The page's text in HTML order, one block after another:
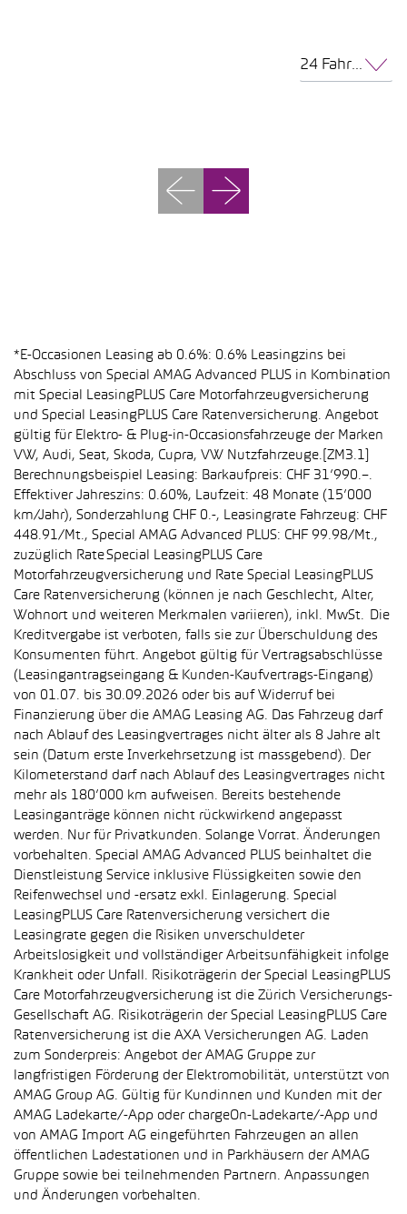
24 Fahrzeuge pro Seite
*E-Occasionen Leasing ab 0.6%: 0.6% Leasingzins bei
Abschluss von Special AMAG Advanced PLUS in Kombination
mit Special LeasingPLUS Care Motorfahrzeugversicherung
und Special LeasingPLUS Care Ratenversicherung. Angebot
gültig für Elektro- & Plug-in-Occasionsfahrzeuge der Marken
VW, Audi, Seat, Skoda, Cupra, VW Nutzfahrzeuge.[ZM3.1]
Berechnungsbeispiel Leasing: Barkaufpreis: CHF 31’990.–.
Effektiver Jahreszins: 0.60%, Laufzeit: 48 Monate (15’000
km/Jahr), Sonderzahlung CHF 0.-, Leasingrate Fahrzeug: CHF
448.91/Mt., Special AMAG Advanced PLUS: CHF 99.98/Mt.,
zuzüglich Rate Special LeasingPLUS Care
Motorfahrzeugversicherung und Rate Special LeasingPLUS
Care Ratenversicherung (können je nach Geschlecht, Alter,
Wohnort und weiteren Merkmalen variieren), inkl. MwSt. Die
Kreditvergabe ist verboten, falls sie zur Überschuldung des
Konsumenten führt. Angebot gültig für Vertragsabschlüsse
(Leasingantragseingang & Kunden-Kaufvertrags-Eingang)
von 01.07. bis 30.09.2026 oder bis auf Widerruf bei
Finanzierung über die AMAG Leasing AG. Das Fahrzeug darf
nach Ablauf des Leasingvertrages nicht älter als 8 Jahre alt
sein (Datum erste Inverkehrsetzung ist massgebend). Der
Kilometerstand darf nach Ablauf des Leasingvertrages nicht
mehr als 180’000 km aufweisen. Bereits bestehende
Leasinganträge können nicht rückwirkend angepasst
werden. Nur für Privatkunden. Solange Vorrat. Änderungen
vorbehalten. Special AMAG Advanced PLUS beinhaltet die
Dienstleistung Service inklusive Flüssigkeiten sowie den
Reifenwechsel und -ersatz exkl. Einlagerung. Special
LeasingPLUS Care Ratenversicherung versichert die
Leasingrate gegen die Risiken unverschuldeter
Arbeitslosigkeit und vollständiger Arbeitsunfähigkeit infolge
Krankheit oder Unfall. Risikoträgerin der Special LeasingPLUS
Care Motorfahrzeugversicherung ist die Zürich Versicherungs-
Gesellschaft AG. Risikoträgerin der Special LeasingPLUS Care
Ratenversicherung ist die AXA Versicherungen AG. Laden
zum Sonderpreis: Angebot der AMAG Gruppe zur
langfristigen Förderung der Elektromobilität, unterstützt von
AMAG Group AG. Gültig für Kundinnen und Kunden mit der
AMAG Ladekarte/-App oder chargeOn-Ladekarte/-App und
von AMAG Import AG eingeführten Fahrzeugen an allen
öffentlichen Ladestationen und in Parkhäusern der AMAG
Gruppe sowie bei teilnehmenden Partnern. Anpassungen
und Änderungen vorbehalten.